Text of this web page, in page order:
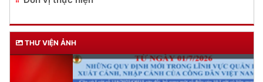
THƯ VIỆN ẢNH